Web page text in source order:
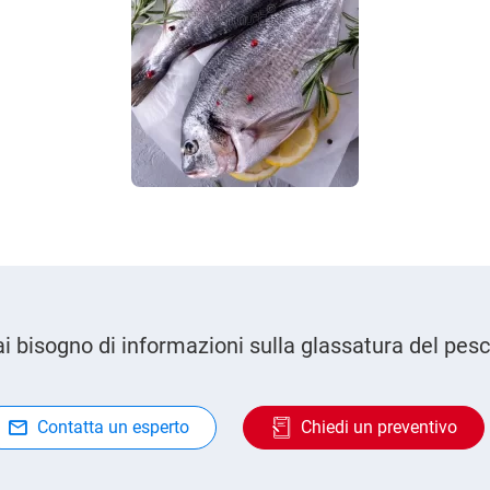
bisogno di informazioni sulla glassatura del
Contatta un esperto Chiedi un preventivo